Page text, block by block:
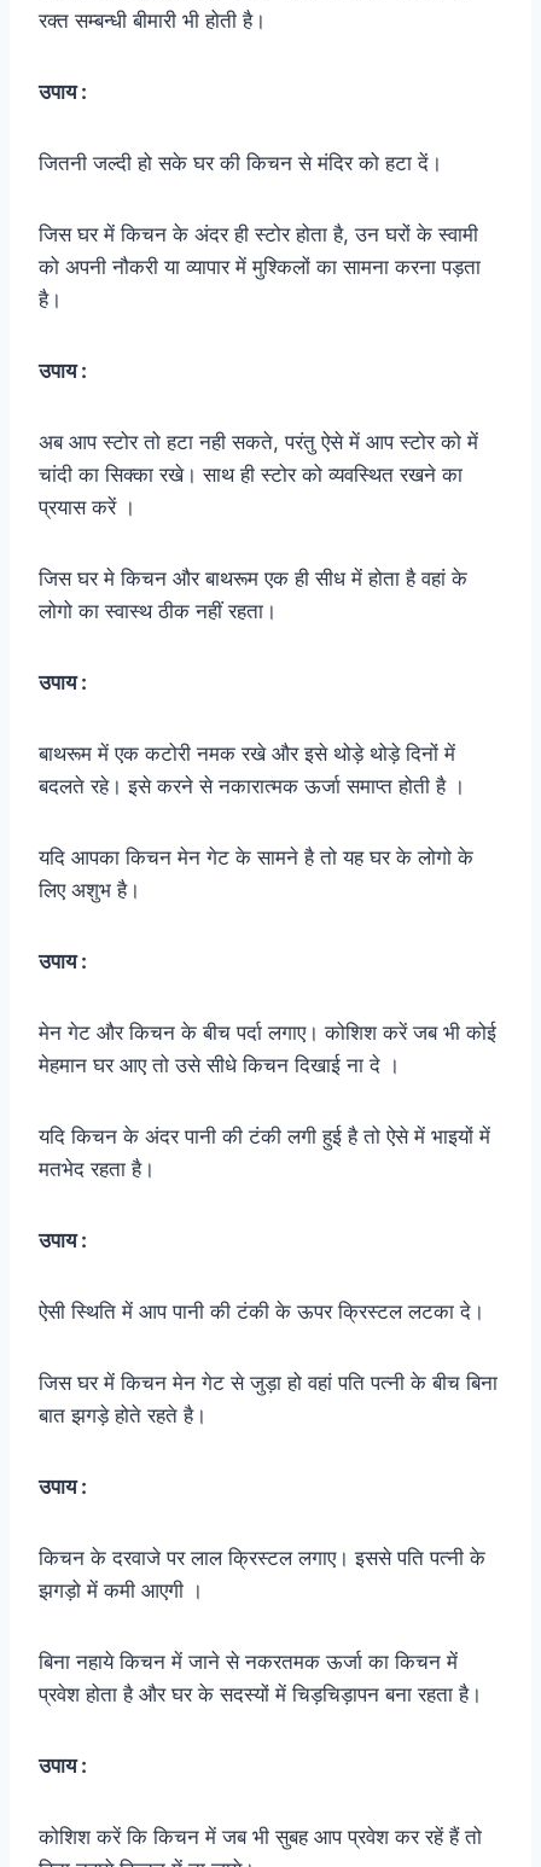
रक्त सम्बन्धी बीमारी भी होती है।
उपाय :
जितनी जल्दी हो सके घर की किचन से मंदिर को हटा दें।
जिस घर में किचन के अंदर ही स्टोर होता है, उन घरों के स्वामी
को अपनी नौकरी या व्यापार में मुश्किलों का सामना करना पड़ता
है।
उपाय :
अब आप स्टोर तो हटा नही सकते, परंतु ऐसे में आप स्टोर को में
चांदी का सिक्का रखे। साथ ही स्टोर को व्यवस्थित रखने का
प्रयास करें ।
जिस घर मे किचन और बाथरूम एक ही सीध में होता है वहां के
लोगो का स्वास्थ ठीक नहीं रहता।
उपाय :
बाथरूम में एक कटोरी नमक रखे और इसे थोड़े थोड़े दिनों में
बदलते रहे। इसे करने से नकारात्मक ऊर्जा समाप्त होती है ।
यदि आपका किचन मेन गेट के सामने है तो यह घर के लोगो के
लिए अशुभ है।
उपाय :
मेन गेट और किचन के बीच पर्दा लगाए। कोशिश करें जब भी कोई
मेहमान घर आए तो उसे सीधे किचन दिखाई ना दे ।
यदि किचन के अंदर पानी की टंकी लगी हुई है तो ऐसे में भाइयों में
मतभेद रहता है।
उपाय :
ऐसी स्थिति में आप पानी की टंकी के ऊपर क्रिस्टल लटका दे।
जिस घर में किचन मेन गेट से जुड़ा हो वहां पति पत्नी के बीच बिना
बात झगड़े होते रहते है।
उपाय :
किचन के दरवाजे पर लाल क्रिस्टल लगाए। इससे पति पत्नी के
झगड़ो में कमी आएगी ।
बिना नहाये किचन में जाने से नकरतमक ऊर्जा का किचन में
प्रवेश होता है और घर के सदस्यों में चिड़चिड़ापन बना रहता है।
उपाय :
कोशिश करें कि किचन में जब भी सुबह आप प्रवेश कर रहें हैं तो